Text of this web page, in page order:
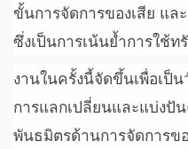
ขั้นการจัดการของเสีย แล
ซึ่งเป็นการเน้นย้ำการใช้ท
งานในครั้งนี้จัดขึ้นเพื่อเป็
การแลกเปลี่ยนและแบ่งปั
พันธมิตรด้านการจัดการข